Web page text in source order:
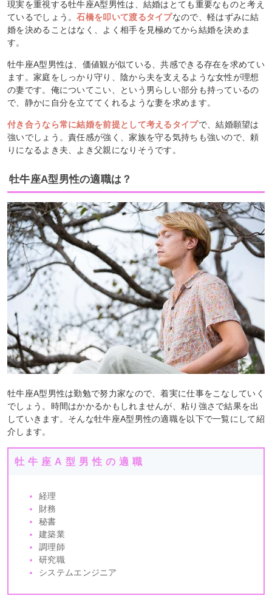
現実を重視する牡牛座A型男性は、結婚はとても重要なものと考え
ているでしょう。石橋を叩いて渡るタイプなので、軽はずみに結
婚を決めることはなく、よく相手を見極めてから結婚を決めま
す。
牡牛座A型男性は、価値観が似ている、共感できる存在を求めてい
ます。家庭をしっかり守り、陰から夫を支えるような女性が理想
の妻です。俺についてこい、という男らしい部分も持っているの
で、静かに自分を立ててくれるような妻を求めます。
付き合うなら常に結婚を前提として考えるタイプで、結婚願望は
強いでしょう。責任感が強く、家族を守る気持ちも強いので、頼
りになるよき夫、よき父親になりそうです。
牡牛座A型男性の適職は？
牡牛座A型男性は勤勉で努力家なので、着実に仕事をこなしていく
でしょう。時間はかかるかもしれませんが、粘り強さで結果を出
していきます。そんな牡牛座A型男性の適職を以下で一覧にして紹
介します。
牡牛座A型男性の適職
経理
財務
秘書
建築業
調理師
研究職
システムエンジニア